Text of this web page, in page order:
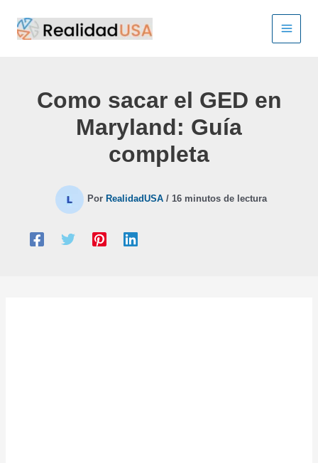
contenido
Como sacar el GED en
Maryland: Guía
completa
Por RealidadUSA / 16 minutos de lectura